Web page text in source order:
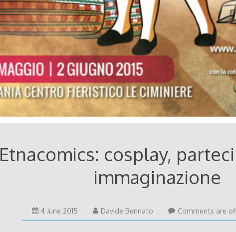
Etnacomics: cosplay,
immaginazione
4 June 2015
June
Davide Bennato Comments are